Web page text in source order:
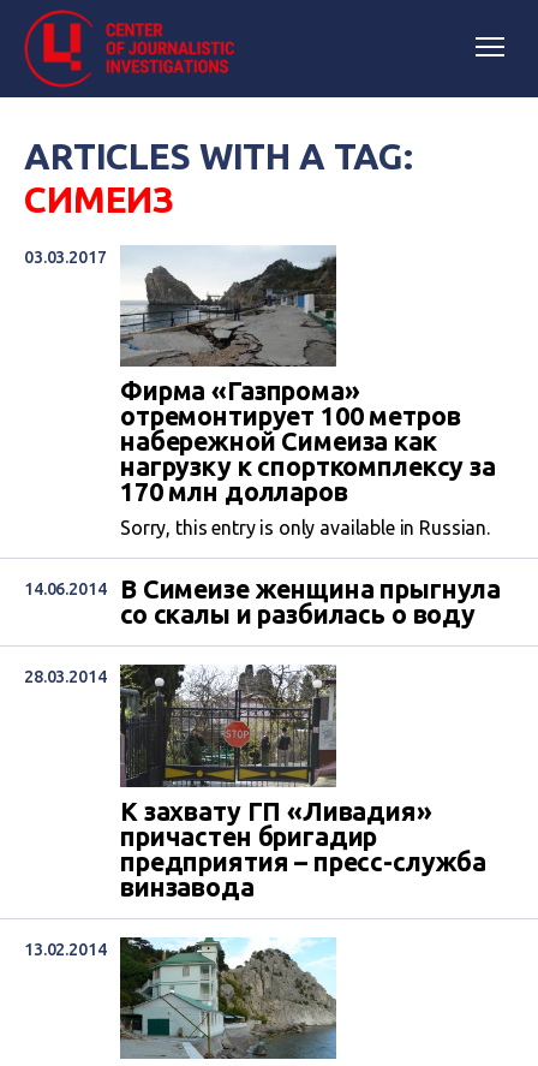
ARTICLES WITH A TAG:
СИМЕИЗ
03.03.2017
Фирма «Газпрома»
отремонтирует 100 метров
набережной Симеиза как
нагрузку к спорткомплексу за
170 млн долларов
Sorry, this entry is only available in Russian.
14.06.2014
В Симеизе женщина прыгнула
со скалы и разбилась о воду
28.03.2014
К захвату ГП «Ливадия»
причастен бригадир
предприятия – пресс-служба
винзавода
13.02.2014